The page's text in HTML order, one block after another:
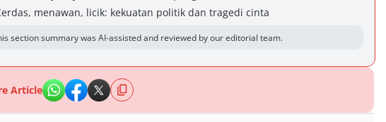
menawan, licik: kekuatan politik dan tragedi cinta
section summary was AI-assisted and reviewed by our editorial team.
Article